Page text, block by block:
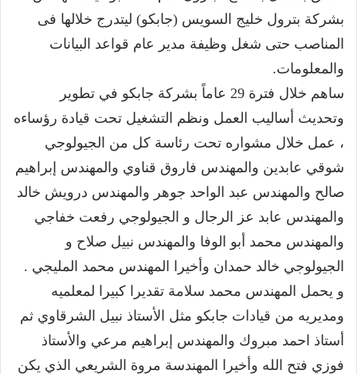
بشركة بترول خليج السويس (جابكو) ليتدرج خلالها فى
المناصب حتى شغل وظيفة مدير عام قواعد البيانات
والمعلومات.
ساهم خلال فترة 29 عاماً بشركة جابكو في تطوير
وتحديث أساليب العمل ونظم التشغيل تحت قيادة رؤساءه
، عمل خلال مشواره تحت رئاسة كل من الجيولوجي
شوقي عابدين والمهندس فاروق قناوي والمهندس إبراهيم
صالح والمهندس عبد الواحد جوهر والمهندس درويش خالد
والمهندس عابد عز الرجال و الجيولوجي رفعت خفاجي
والمهندس محمد أبو الوفا والمهندس نبيل صلاح و
الجيولوجي خالد حمدان وأخيرا المهندس محمد المليجي .
و يحمل المهندس محمد سلامة تقديرا كبيرا لمعلميه
ومديريه من قيادات جابكو مثل الأستاذ نبيل الشرقاوي ثم
أستاذ احمد مبروك والمهندس إبراهيم مرعي والأستاذ
فوزي فتح الله وأخيرا المهندسة مروة الشريعي الذي يكن